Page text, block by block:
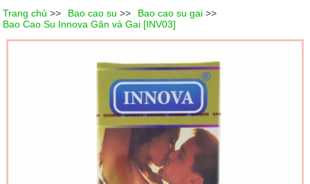
Trang chủ >> Bao cao su >> Bao cao su gai >>
Bao Cao Su Innova Gân và Gai [INV03]